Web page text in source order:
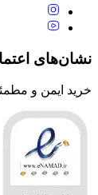
نشان‌های
خرید ایمن و